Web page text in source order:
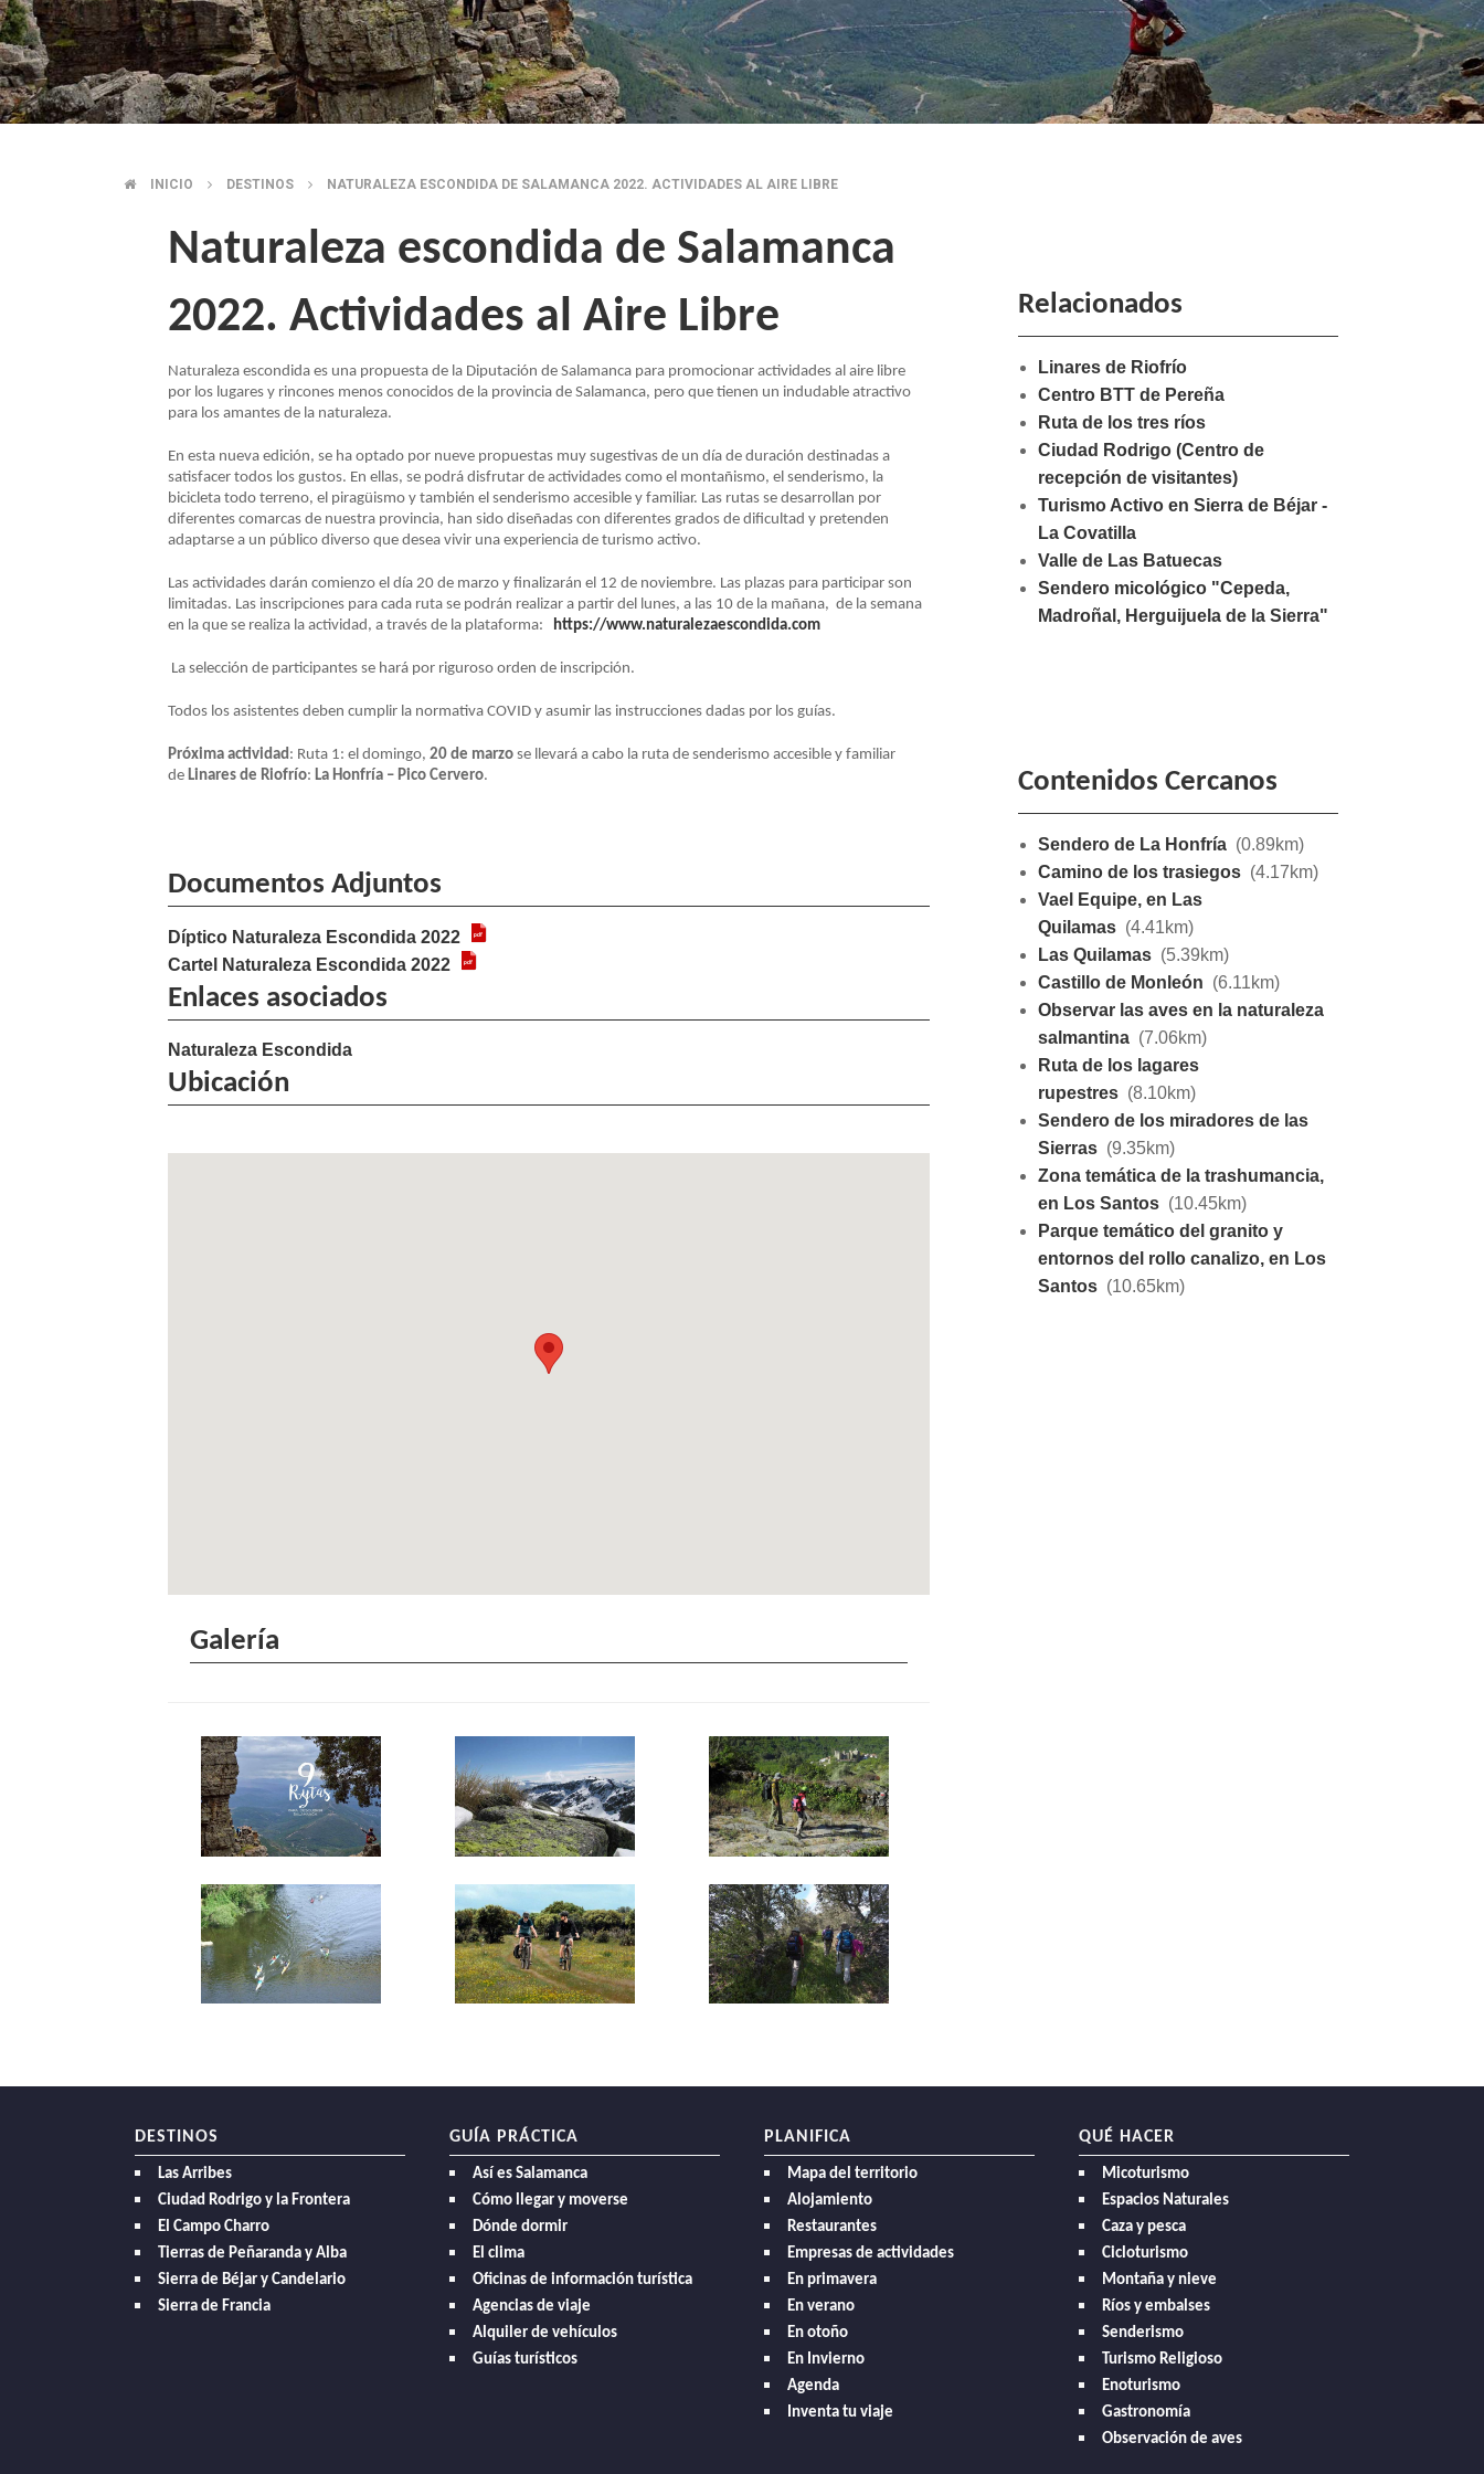
SOBRESCRIBIR
ENLACES
AYUDA
NAVEGACIÓN
INICIO DESTINOS NATURALEZA ESCONDIDA DE SALAMANCA 2022. ACTIVIDADES AL AIRE LIBRE
Naturaleza escondida de Salamanca
2022. Actividades al Aire Libre
Naturaleza escondida es una propuesta de la Diputación de Salamanca para promocionar actividades al aire libre
por los lugares y rincones menos conocidos de la provincia de Salamanca, pero que tienen un indudable atractivo
para los amantes de la naturaleza.
En esta nueva edición, se ha optado por nueve propuestas muy sugestivas de un día de duración destinadas a
satisfacer todos los gustos. En ellas, se podrá disfrutar de actividades como el montañismo, el senderismo, la
bicicleta todo terreno, el piragüismo y también el senderismo accesible y familiar. Las rutas se desarrollan por
diferentes comarcas de nuestra provincia, han sido diseñadas con diferentes grados de dificultad y pretenden
adaptarse a un público diverso que desea vivir una experiencia de turismo activo.
Las actividades darán comienzo el día 20 de marzo y finalizarán el 12 de noviembre. Las plazas para participar son
limitadas. Las inscripciones para cada ruta se podrán realizar a partir del lunes, a las 10 de la mañana, de la semana
en la que se realiza la actividad, a través de la plataforma:
https://www.naturalezaescondida.com
La selección de participantes se hará por riguroso orden de inscripción.
Todos los asistentes deben cumplir la normativa COVID y asumir las instrucciones dadas por los guías.
Próxima actividad : Ruta 1: el domingo, 20 de marzo se llevará a cabo la ruta de senderismo accesible y familiar
de Linares de Riofrío: La Honfría – Pico Cervero.
Documentos Adjuntos
Díptico Naturaleza Escondida 2022
Cartel Naturaleza Escondida 2022
Enlaces asociados
Naturaleza Escondida
Ubicación
Galería
Relacionados
Linares de Riofrío
Centro BTT de Pereña
Ruta de los tres ríos
Ciudad Rodrigo (Centro de
recepción de visitantes)
Turismo Activo en Sierra de Béjar -
La Covatilla
Valle de Las Batuecas
Sendero micológico "Cepeda,
Madroñal, Herguijuela de la Sierra"
Contenidos Cercanos
Sendero de La Honfría (0.89km)
Camino de los trasiegos (4.17km)
Vael Equipe, en Las
Quilamas (4.41km)
Las Quilamas (5.39km)
Castillo de Monleón (6.11km)
Observar las aves en la naturaleza
salmantina (7.06km)
Ruta de los lagares
rupestres (8.10km)
Sendero de los miradores de las
Sierras (9.35km)
Zona temática de la trashumancia,
en Los Santos (10.45km)
Parque temático del granito y
entornos del rollo canalizo, en Los
Santos (10.65km)
DESTINOS
Las Arribes
Ciudad Rodrigo y la Frontera
El Campo Charro
Tierras de Peñaranda y Alba
Sierra de Béjar y Candelario
Sierra de Francia
GUÍA PRÁCTICA
Así es Salamanca
Cómo llegar y moverse
Dónde dormir
El clima
Oficinas de información turística
Agencias de viaje
Alquiler de vehículos
Guías turísticos
PLANIFICA
Mapa del territorio
Alojamiento
Restaurantes
Empresas de actividades
En primavera
En verano
En otoño
En Invierno
Agenda
Inventa tu viaje
QUÉ HACER
Micoturismo
Espacios Naturales
Caza y pesca
Cicloturismo
Montaña y nieve
Ríos y embalses
Senderismo
Turismo Religioso
Enoturismo
Gastronomía
Observación de aves